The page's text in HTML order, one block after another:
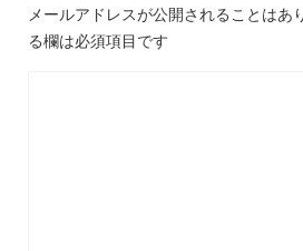
メールアドレスが公開されることはあ
る欄は必須項目です